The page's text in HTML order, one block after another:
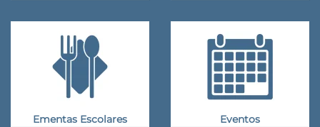
Ementas Escolares Eventos